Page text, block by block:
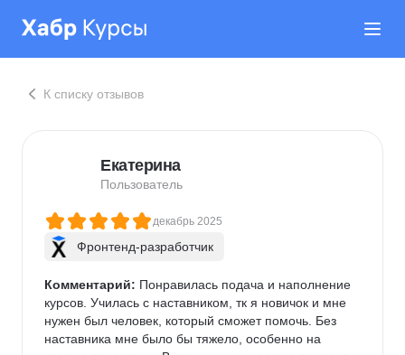
К списку отзывов
Екатерина
Пользователь
декабрь 2025
Фронтенд-разработчик
Комментарий: Понравилась подача и наполнение
курсов. Училась с наставником, тк я новичок и мне
нужен был человек, который сможет помочь. Без
наставника мне было бы тяжело, особенно на